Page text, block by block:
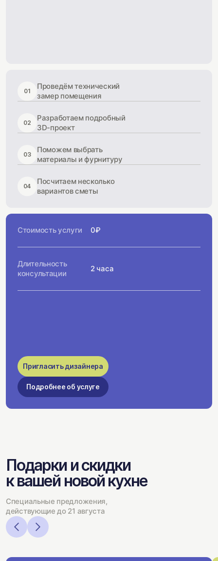
01
Проведём технический
замер помещения
02
Разработаем подробный
3D-проект
03
Поможем выбрать
материалы и фурнитуру
04
Посчитаем несколько
вариантов сметы
Стоимость услуги 0₽
Длительность
консультации
2 часа
Пригласить дизайнера
Подробнее об услуге
Подарки и скидки
к вашей новой кухне
Специальные предложения,
действующие до 21 августа